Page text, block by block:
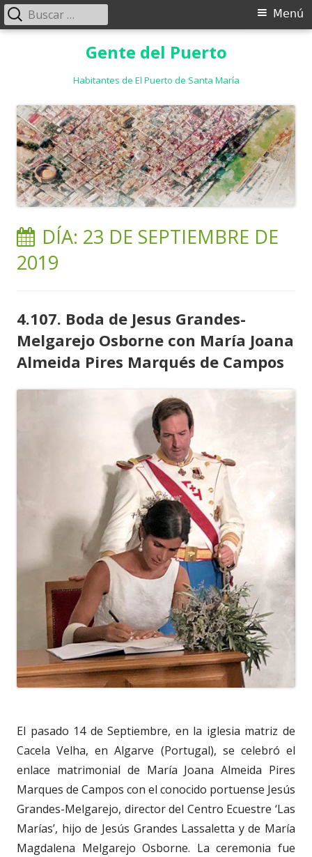
Gente del Puerto
Habitantes de El Puerto de Santa María
Menú
Menú
Buscar:
DÍA: 23 DE SEPTIEMBRE DE
2019
4.107. Boda de Jesus Grandes-
Melgarejo Osborne con María Joana
Almeida Pires Marqués de Campos
El pasado 14 de Septiembre, en la iglesia matriz de
Cacela Velha, en Algarve (Portugal), se celebró el
enlace matrimonial de María Joana Almeida Pires
Marques de Campos con el conocido portuense Jesús
Grandes-Melgarejo, director del Centro Ecuestre ‘Las
Marías’, hijo de Jesús Grandes Lassaletta y de María
Magdalena Melgarejo Osborne. La ceremonia fue